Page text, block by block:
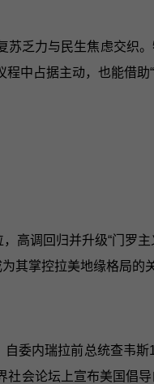
乏力与民生焦虑交织
中占据主动，也能借助
高调回归并升级“门罗
其掌控拉美地缘格局的
委内瑞拉前总统查韦
会论坛上宣布美国倡